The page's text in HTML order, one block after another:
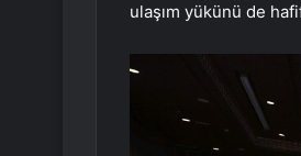
ulaşım yükünü de